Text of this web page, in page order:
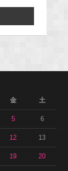
金 土
5 6
12 13
19 20